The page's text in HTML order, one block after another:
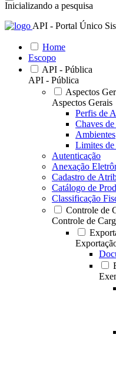
Inicializando a pesquisa
API - Portal Único
Home
Escopo
API - Pública
API - Pública
Aspectos
Aspectos Gerais
Perfis de
Chaves
Ambientes
Limites de
Autenticação
Anexação
Cadastro de
Catálogo de
Classificação
Controle de
Controle de